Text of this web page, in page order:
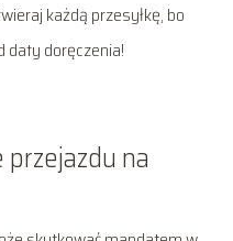
każdą przesyłkę, bo
daty doręczenia!
przejazdu na